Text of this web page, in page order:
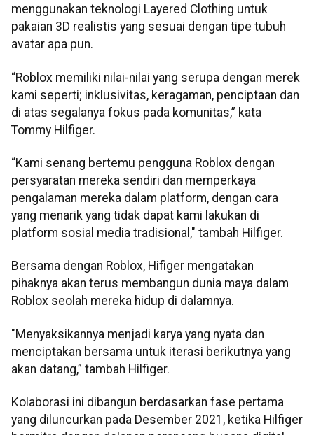
menggunakan teknologi Layered Clothing untuk
pakaian 3D realistis yang sesuai dengan tipe tubuh
avatar apa pun.
“Roblox memiliki nilai-nilai yang serupa dengan merek
kami seperti; inklusivitas, keragaman, penciptaan dan
di atas segalanya fokus pada komunitas,” kata
Tommy Hilfiger.
“Kami senang bertemu pengguna Roblox dengan
persyaratan mereka sendiri dan memperkaya
pengalaman mereka dalam platform, dengan cara
yang menarik yang tidak dapat kami lakukan di
platform sosial media tradisional," tambah Hilfiger.
Bersama dengan Roblox, Hifiger mengatakan
pihaknya akan terus membangun dunia maya dalam
Roblox seolah mereka hidup di dalamnya.
"Menyaksikannya menjadi karya yang nyata dan
menciptakan bersama untuk iterasi berikutnya yang
akan datang,” tambah Hilfiger.
Kolaborasi ini dibangun berdasarkan fase pertama
yang diluncurkan pada Desember 2021, ketika Hilfiger